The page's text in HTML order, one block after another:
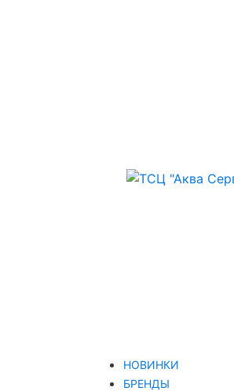
НОВИНКИ
БРЕНДЫ